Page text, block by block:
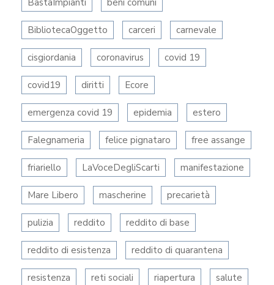
BastaImpianti beni comuni
BibliotecaOggetto carceri carnevale
cisgiordania coronavirus covid 19
covid19 diritti Ecore
emergenza covid 19 epidemia estero
Falegnameria felice pignataro free assange
friariello LaVoceDegliScarti manifestazione
Mare Libero mascherine precarietà
pulizia reddito reddito di base
reddito di esistenza reddito di quarantena
resistenza reti sociali riapertura salute